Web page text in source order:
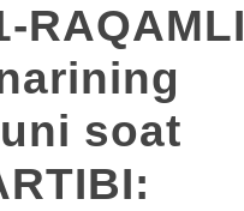
RAQAMLI
soat